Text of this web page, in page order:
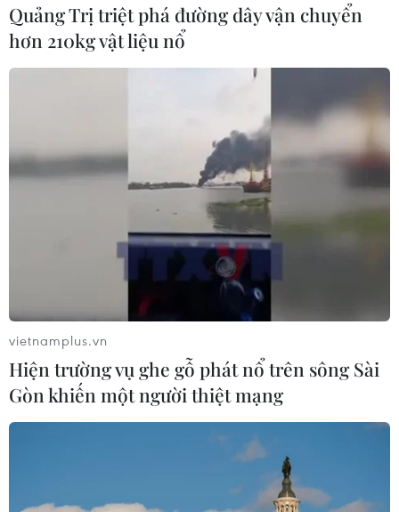
Việt Nam-Australia hợp tác trong giáo
dục và ứng phó biến đổi khí hậu
Giáo sư Frank Jotzo mong muốn sẽ có thêm nhiều đóng
góp tích cực cho Việt Nam trong hợp tác lĩnh vực giáo
dục-đào tạo, ứng phó biến đổi khí hậu thời gian tới.
Quảng Trị triệt phá đường dây vận chuyển
hơn 210kg vật liệu nổ
vietnamplus.vn
Hiện trường vụ ghe gỗ phát nổ trên sông Sài
Gòn khiến một người thiệt mạng